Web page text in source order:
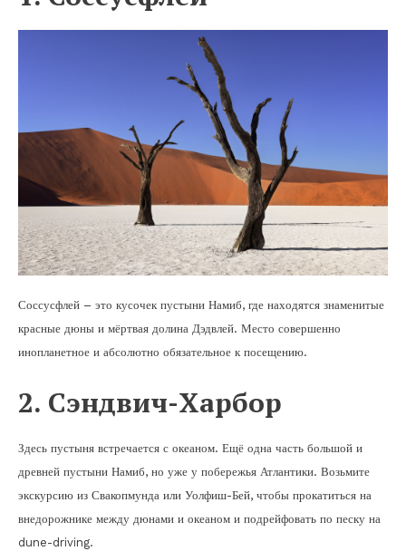
Соссусфлей – это кусочек пустыни Намиб, где находятся знаменитые
красные дюны и мёртвая долина Дэдвлей. Место совершенно
инопланетное и абсолютно обязательное к посещению.
2. Сэндвич-Харбор
Здесь пустыня встречается с океаном. Ещё одна часть большой и
древней пустыни Намиб, но уже у побережья Атлантики. Возьмите
экскурсию из Свакопмунда или Уолфиш-Бей, чтобы прокатиться на
внедорожнике между дюнами и океаном и подрейфовать по песку на
dune-driving.